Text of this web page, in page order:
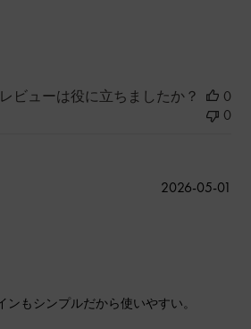
ビューは役に立ちましたか？
0
0
もシンプルだから使いやすい。
2026-05-01